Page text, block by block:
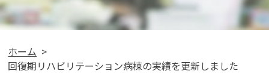
ホーム
回復期リハビリテーション病棟の実績を更新しました